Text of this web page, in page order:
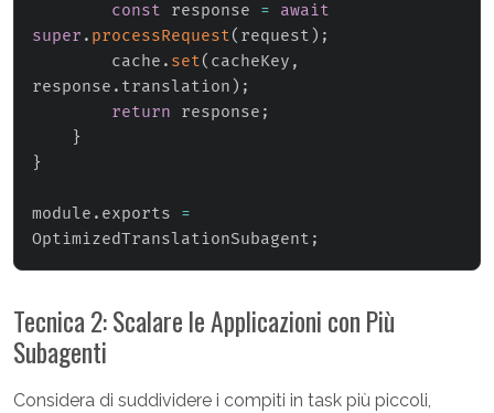
const response =
await
super . processRequest( request ) ;
        cache
. set( cacheKey ,
response . translation ) ;
return response ;
}
}
module . exports =
OptimizedTranslationSubagent ;
Tecnica 2: Scalare le Applicazioni con Più
Subagenti
Considera di suddividere i compiti in task più piccoli,